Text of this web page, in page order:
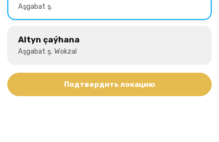
Aşgabat ş.
Altyn çaýhana
Aşgabat ş. Wokzal
Подтвердить локацию